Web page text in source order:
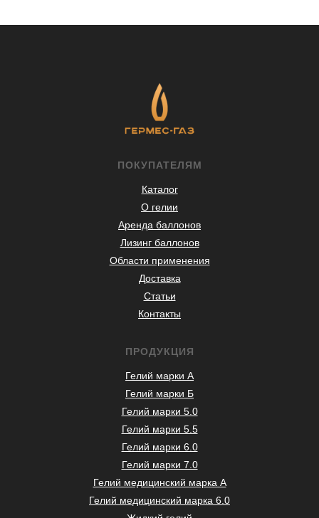
ПРОДУКЦИЯ
Гелий марки А
Гелий марки Б
Гелий марки 5.0
Гелий марки 5.5
Гелий марки 6.0
Гелий марки 7.0
Гелий медицинский марка А
Гелий медицинский марка 6.0
ПОКУПАТЕЛЯМ
Каталог
О гелии
Аренда баллонов
Лизинг баллонов
Области применения
Доставка
Статьи
Контакты